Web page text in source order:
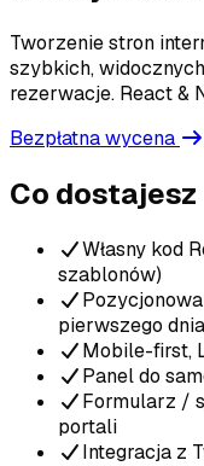
Tworzenie stron
szybkich,
rezerwacje. React &
Bezpłatna wycena
Co dostajesz
Własny kod
szablonów)
pierwszego dnia
Mobile-first,
Panel do
Formularz /
portali
Integracja z